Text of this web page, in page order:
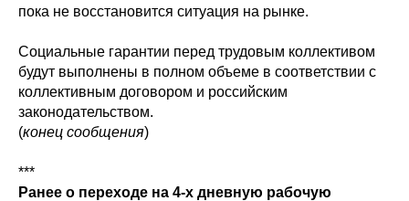
пока не восстановится ситуация на рынке.
Социальные гарантии перед трудовым коллективом
будут выполнены в полном объеме в соответствии с
коллективным договором и российским
законодательством.
(конец сообщения)
***
Ранее о переходе на 4-х дневную рабочую